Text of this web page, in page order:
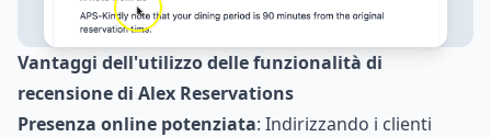
Vantaggi dell'utilizzo delle funzionalità di
recensione di Alex Reservations
Presenza online potenziata: Indirizzando i clienti